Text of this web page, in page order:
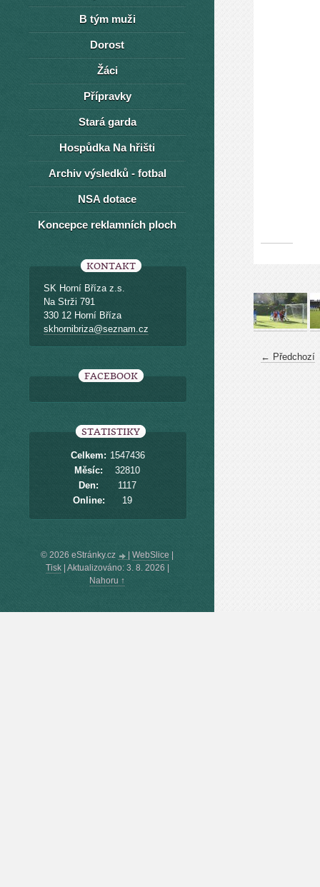
← Předchozí
B tým muži
Dorost
Žáci
Přípravky
Stará garda
Hospůdka Na hřišti
Archiv výsledků - fotbal
NSA dotace
Koncepce reklamních ploch
KONTAKT
SK Horní Bříza z.s.
Na Strži 791
330 12 Horní Bříza
skhornibriza@seznam.cz
FACEBOOK
STATISTIKY
Online: 19
Celkem: 1547436
Měsíc:
32810
Den:
1117
© 2026 eStránky.cz WebSlice
Tisk| Aktualizováno: 3. 8. 2026
Nahoru ↑